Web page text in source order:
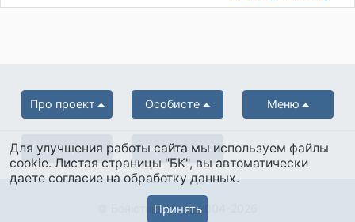
Про проект Особисте Меню
Партнерам Українська
© Боністика-Клуб 2004-2026
Для улучшения работы сайта мы используем файлы
cookie. Листая страницы "БК", вы автоматически
даете согласие на обработку данных.
Принять